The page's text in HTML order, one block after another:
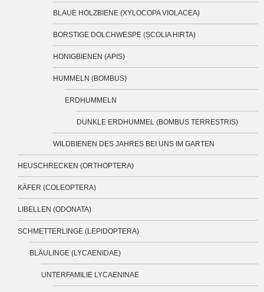
BLAUE HOLZBIENE (XYLOCOPA VIOLACEA)
BORSTIGE DOLCHWESPE (SCOLIA HIRTA)
HONIGBIENEN (APIS)
HUMMELN (BOMBUS)
ERDHUMMELN
DUNKLE ERDHUMMEL (BOMBUS TERRESTRIS)
WILDBIENEN DES JAHRES BEI UNS IM GARTEN
HEUSCHRECKEN (ORTHOPTERA)
KÄFER (COLEOPTERA)
LIBELLEN (ODONATA)
SCHMETTERLINGE (LEPIDOPTERA)
BLÄULINGE (LYCAENIDAE)
UNTERFAMILIE LYCAENINAE